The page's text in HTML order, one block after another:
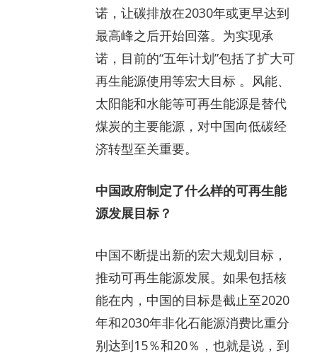
诺，让碳排放在2030年或更早达到
最高峰之后开始回落。为实现承
诺，目前的“五年计划”包括了扩大可
再生能源使用等宏大目标 。风能、
太阳能和水能等可再生能源是替代
煤炭的主要能源，对中国向低碳经
济转型至关重要。
中国政府制定了什么样的可再生能
源发展目标？
中国不断提出新的宏大规划目标，
推动可再生能源发展。如果包括核
能在内，中国的目标是截止至2020
年和2030年非化石能源消费比重分
别达到15％和20％，也就是说，到